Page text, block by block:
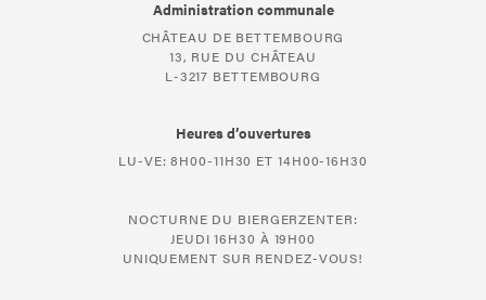
Administration communale
CHÂTEAU DE BETTEMBOURG
13, RUE DU CHÂTEAU
L-3217 BETTEMBOURG
Heures d’ouvertures
LU-VE: 8H00-11H30 ET 14H00-16H30
NOCTURNE DU BIERGERZENTER:
JEUDI 16H30 À 19H00
UNIQUEMENT SUR RENDEZ-VOUS!